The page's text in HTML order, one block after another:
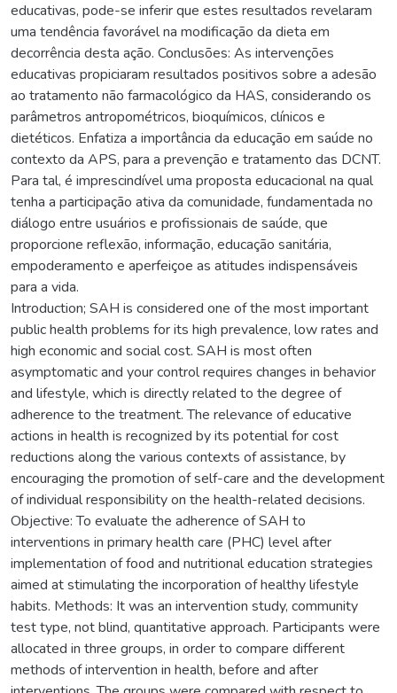
educativas, pode-se inferir que estes resultados revelaram
uma tendência favorável na modificação da dieta em
decorrência desta ação. Conclusões: As intervenções
educativas propiciaram resultados positivos sobre a adesão
ao tratamento não farmacológico da HAS, considerando os
parâmetros antropométricos, bioquímicos, clínicos e
dietéticos. Enfatiza a importância da educação em saúde no
contexto da APS, para a prevenção e tratamento das DCNT.
Para tal, é imprescindível uma proposta educacional na qual
tenha a participação ativa da comunidade, fundamentada no
diálogo entre usuários e profissionais de saúde, que
proporcione reflexão, informação, educação sanitária,
empoderamento e aperfeiçoe as atitudes indispensáveis
para a vida.
Introduction; SAH is considered one of the most important
public health problems for its high prevalence, low rates and
high economic and social cost. SAH is most often
asymptomatic and your control requires changes in behavior
and lifestyle, which is directly related to the degree of
adherence to the treatment. The relevance of educative
actions in health is recognized by its potential for cost
reductions along the various contexts of assistance, by
encouraging the promotion of self-care and the development
of individual responsibility on the health-related decisions.
Objective: To evaluate the adherence of SAH to
interventions in primary health care (PHC) level after
implementation of food and nutritional education strategies
aimed at stimulating the incorporation of healthy lifestyle
habits. Methods: It was an intervention study, community
test type, not blind, quantitative approach. Participants were
allocated in three groups, in order to compare different
methods of intervention in health, before and after